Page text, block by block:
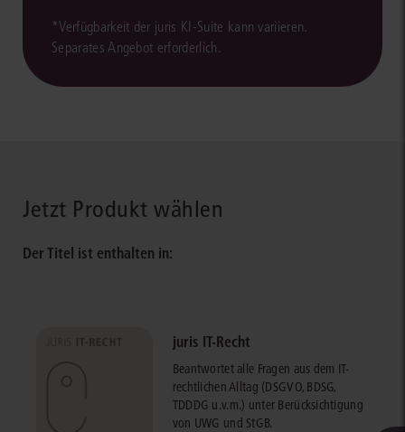
*Verfügbarkeit der juris KI-Suite kann variieren.
Separates Angebot erforderlich.
Jetzt Produkt wählen
Der Titel ist enthalten in:
juris IT-Recht
Beantwortet alle Fragen aus dem IT-
rechtlichen Alltag (DSGVO, BDSG,
TDDDG u.v.m.) unter Berücksichtigung
von UWG und StGB.